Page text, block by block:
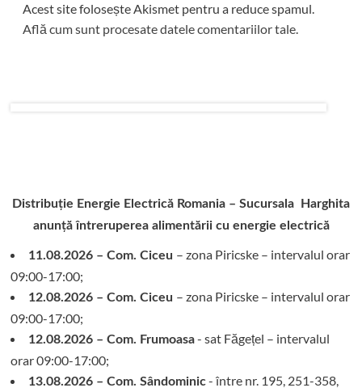
Acest site folosește Akismet pentru a reduce spamul.
Află cum sunt procesate datele comentariilor tale.
Distribuție Energie Electrică Romania – Sucursala Harghita
anunță întreruperea alimentării cu energie electrică
11.08.2026 – Com. Ciceu – zona Piricske – intervalul orar
09:00-17:00;
12.08.2026 – Com. Ciceu – zona Piricske – intervalul orar
09:00-17:00;
12.08.2026 – Com. Frumoasa- sat Făgețel – intervalul
orar 09:00-17:00;
13.08.2026 – Com. Sândominic- între nr. 195, 251-358,